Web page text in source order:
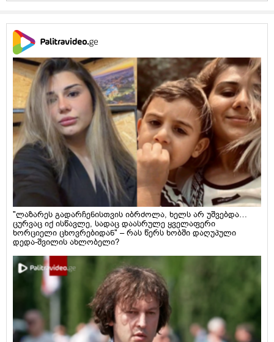
"ლაზარეს გადარჩენისთვის იბრძოლა, ხელს არ უშვებდა…
ცურვაც იქ ისწავლე, სადაც დაასრულე ყველაფერი
ხორციელი ცხოვრებიდან" – რას წერს ხობში დაღუპული
დედა-შვილის ახლობელი?